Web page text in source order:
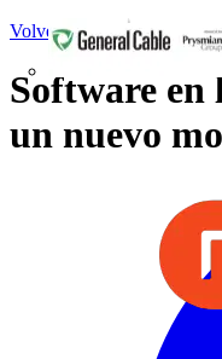
Volver a Noticias
Software en
un nuevo